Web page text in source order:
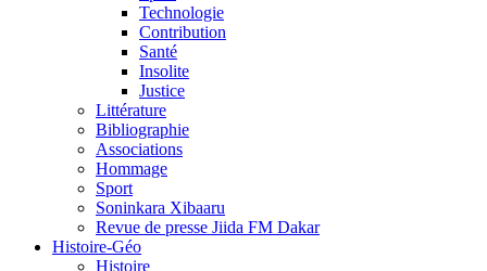
Technologie
Contribution
Santé
Insolite
Justice
Littérature
Bibliographie
Associations
Hommage
Sport
Soninkara Xibaaru
Revue de presse Jiida FM Dakar
Histoire-Géo
Histoire